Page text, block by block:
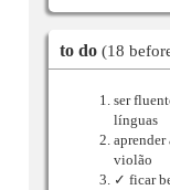
to do (18
ser
línguas
aprender
violão
✓ ficar